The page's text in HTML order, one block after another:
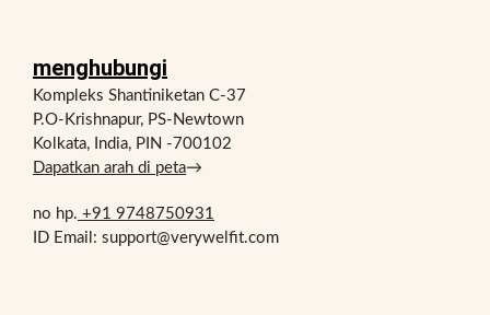
menghubungi
Kompleks Shantiniketan C-37
P.O-Krishnapur, PS-Newtown
Kolkata, India, PIN -700102
Dapatkan arah di peta→
no hp. +91 9748750931
ID Email: support@verywelfit.com